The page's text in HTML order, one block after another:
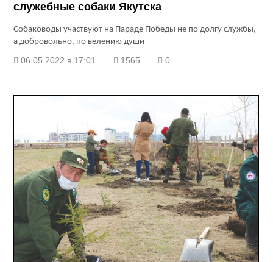
служебные собаки Якутска
Собаководы участвуют на Параде Победы не по долгу службы,
а добровольно, по велению души
06.05.2022 в 17:01 1565 0